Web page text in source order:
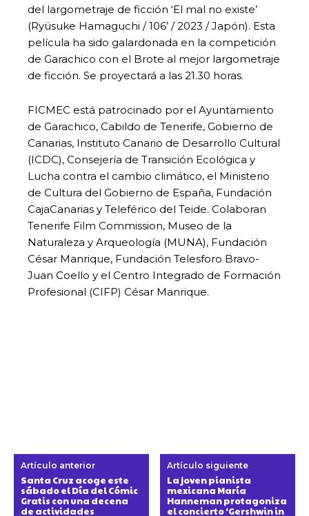
del largometraje de ficción ‘El mal no existe’
(Ryüsuke Hamaguchi / 106’ / 2023 / Japón). Esta
película ha sido galardonada en la competición
de Garachico con el Brote al mejor largometraje
de ficción. Se proyectará a las 21.30 horas.
FICMEC está patrocinado por el Ayuntamiento
de Garachico, Cabildo de Tenerife, Gobierno de
Canarias, Instituto Canario de Desarrollo Cultural
(ICDC), Consejería de Transición Ecológica y
Lucha contra el cambio climático, el Ministerio
de Cultura del Gobierno de España, Fundación
CajaCanarias y Teleférico del Teide. Colaboran
Tenerife Film Commission, Museo de la
Naturaleza y Arqueología (MUNA), Fundación
César Manrique, Fundación Telesforo Bravo-
Juan Coello y el Centro Integrado de Formación
Profesional (CIFP) César Manrique.
Artículo anterior
Santa Cruz acoge este
sábado el Día del Cómic
Gratis con una decena
de actividades
Artículo siguiente
La joven pianista
mexicana María
Hanneman protagoniza
el concierto ‘Gershwin in